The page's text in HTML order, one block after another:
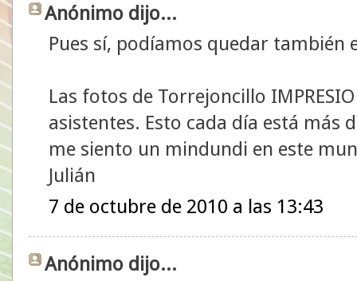
Anónimo dijo...
Pues sí, podíamos quedar también
Las fotos de Torrejoncillo
asistentes. Esto cada día está más
me siento un mindundi en este
Julián
7 de octubre de 2010 a las 13:43
Anónimo dijo...